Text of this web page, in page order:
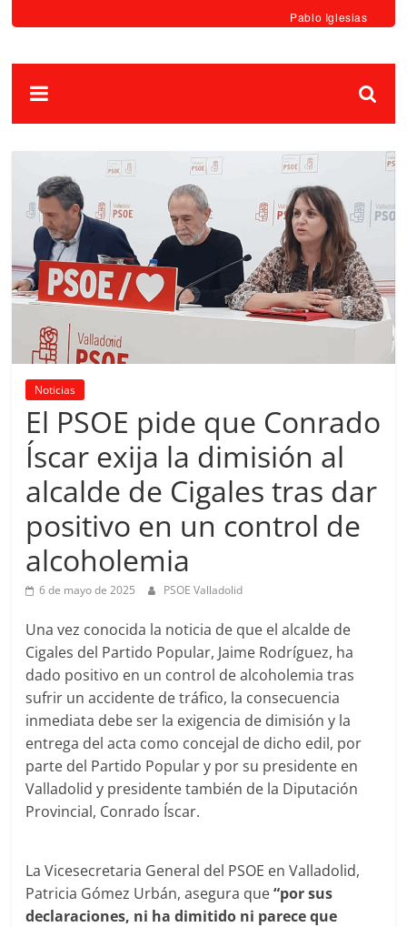
Pablo Iglesias
Noticias
El PSOE pide que Conrado
Íscar exija la dimisión al
alcalde de Cigales tras dar
positivo en un control de
alcoholemia
6 de mayo de 2025 PSOE Valladolid
Una vez conocida la noticia de que el alcalde de
Cigales del Partido Popular, Jaime Rodríguez, ha
dado positivo en un control de alcoholemia tras
sufrir un accidente de tráfico, la consecuencia
inmediata debe ser la exigencia de dimisión y la
entrega del acta como concejal de dicho edil, por
parte del Partido Popular y por su presidente en
Valladolid y presidente también de la Diputación
Provincial, Conrado Íscar.
La Vicesecretaria General del PSOE en Valladolid,
Patricia Gómez Urbán, asegura que“por sus
declaraciones, ni ha dimitido ni parece que